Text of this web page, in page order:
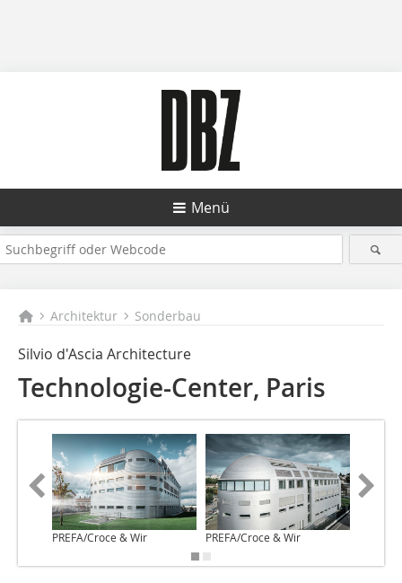
Menü
Architektur Sonderbau
Silvio d'Ascia Architecture
Technologie-Center, Paris
PREFA/Croce & Wir PREFA/Croce & Wir